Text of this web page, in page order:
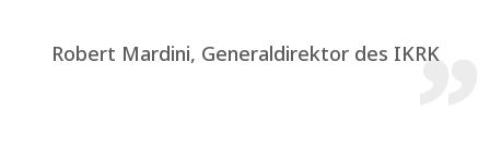
Robert Mardini, Generaldirektor des IKRK